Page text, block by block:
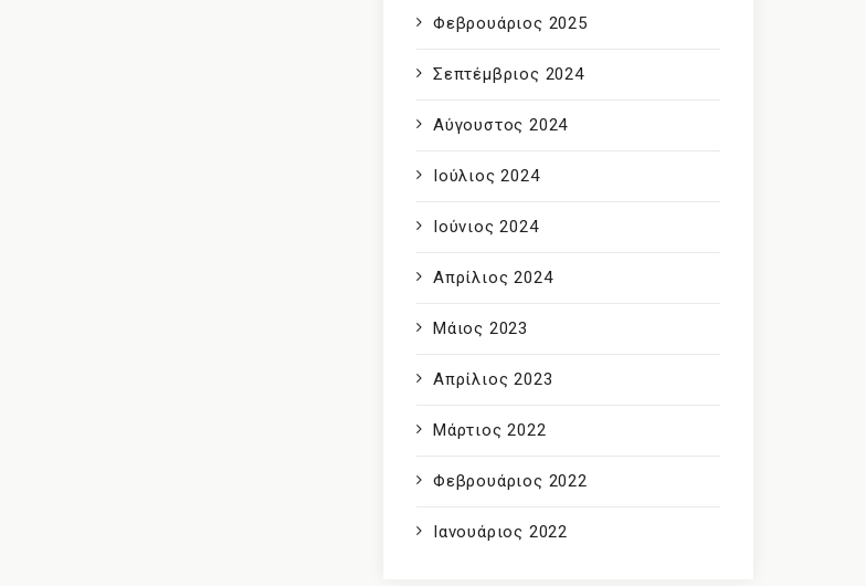
Φεβρουάριος 2025
Σεπτέμβριος 2024
Αύγουστος 2024
Ιούλιος 2024
Ιούνιος 2024
Απρίλιος 2024
Μάιος 2023
Απρίλιος 2023
Μάρτιος 2022
Φεβρουάριος 2022
Ιανουάριος 2022